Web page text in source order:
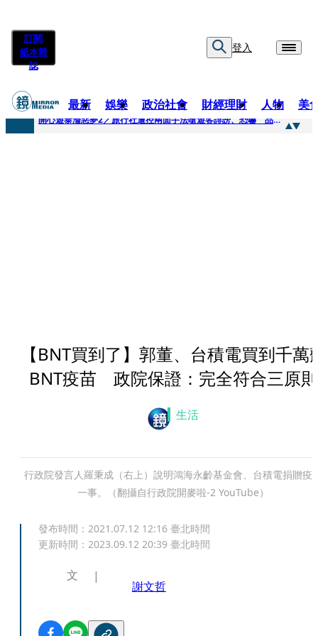
訂閱
紙本雜
誌
登入
最新 娛樂 政治社會 財經理財 人物 美
快訊
開心遊泰淪惡夢2／旅行社遭控兩面手法嗆遊客誹謗、恐嚇 品保協會回應了
【BNT買到了】郭董、台積電買到千萬
BNT疫苗 政院保證：完全符合三原則
生活
行政院發言人羅秉成（右上）說明鴻海永齡基金會、台積電捐贈疫
一事。（翻攝自行政院開麥啦-2 YouTube）
發布時間： 2021.07.12 12:16 臺北時間
更新時間： 2023.09.12 20:39 臺北時間
文
謝文哲